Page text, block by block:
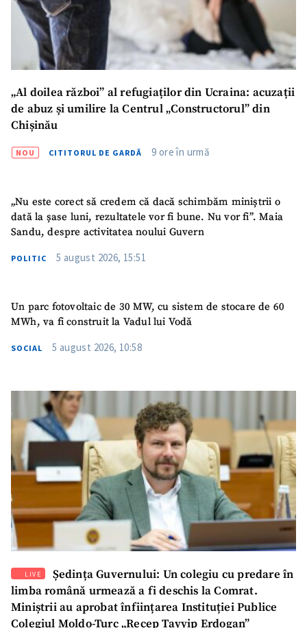
SUSȚINE
„Al doilea război” al refugiaților din Ucraina: acuzații
de abuz și umilire la Centrul „Constructorul” din
Chișinău
NOU CITITORUL DE GARDĂ 9 ore în urmă
„Nu este corect să credem că dacă schimbăm miniștrii o
dată la șase luni, rezultatele vor fi bune. Nu vor fi”. Maia
Sandu, despre activitatea noului Guvern
POLITIC 5 august 2026, 15:51
Un parc fotovoltaic de 30 MW, cu sistem de stocare de 60
MWh, va fi construit la Vadul lui Vodă
SOCIAL 5 august 2026, 10:58
LIVE
Ședința Guvernului: Un colegiu cu predare în
limba română urmează a fi deschis la Comrat.
Miniștrii au aprobat înființarea Instituției Publice
Colegiul Moldo-Turc „Recep Tayyip Erdogan”